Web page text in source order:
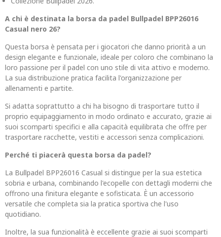
A chi è destinata la borsa da padel Bullpadel BPP26016
Casual nero 26?
Questa borsa è pensata per i giocatori che danno priorità a un
design elegante e funzionale, ideale per coloro che combinano la
loro passione per il padel con uno stile di vita attivo e moderno.
La sua distribuzione pratica facilita l'organizzazione per
allenamenti e partite.
Si adatta soprattutto a chi ha bisogno di trasportare tutto il
proprio equipaggiamento in modo ordinato e accurato, grazie ai
suoi scomparti specifici e alla capacità equilibrata che offre per
trasportare racchette, vestiti e accessori senza complicazioni.
Perché ti piacerà questa borsa da padel?
La Bullpadel BPP26016 Casual si distingue per la sua estetica
sobria e urbana, combinando l'ecopelle con dettagli moderni che
offrono una finitura elegante e sofisticata. È un accessorio
versatile che completa sia la pratica sportiva che l'uso
quotidiano.
Inoltre, la sua funzionalità è eccellente grazie ai suoi scomparti